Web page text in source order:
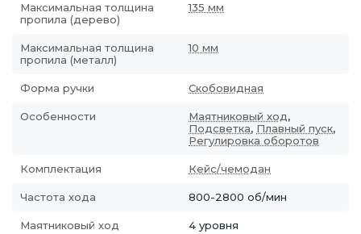
Максимальная толщина
пропила (дерево)
135 мм
Максимальная толщина
пропила (металл)
10 мм
Форма ручки Скобовидная
Особенности Маятниковый ход,
Подсветка, Плавный пуск,
Регулировка оборотов
Комплектация Кейс/чемодан
Частота хода 800-2800 об/мин
Маятниковый ход 4 уровня